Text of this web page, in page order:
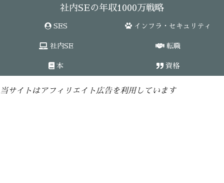
社内SEの年収1000万戦略
SES インフラ・セキュリティ
社内SE 転職
本 資格
当サイトはアフィリエイト広告を利用しています